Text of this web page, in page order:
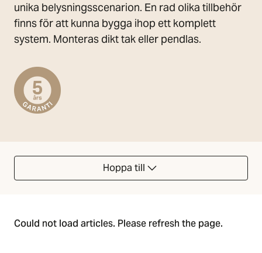
unika belysningsscenarion. En rad olika tillbehör
finns för att kunna bygga ihop ett komplett
system. Monteras dikt tak eller pendlas.
Hoppa till
Could not load articles. Please refresh the page.